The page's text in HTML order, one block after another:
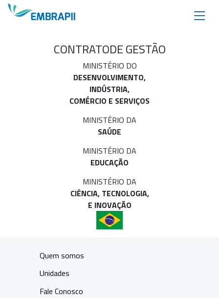
CONTRATODE GESTÃO
MINISTÉRIO DO
DESENVOLVIMENTO,
INDÚSTRIA,
COMÉRCIO E SERVIÇOS
MINISTÉRIO DA
SAÚDE
MINISTÉRIO DA
EDUCAÇÃO
MINISTÉRIO DA
CIÊNCIA, TECNOLOGIA,
E INOVAÇÃO
Quem somos
Unidades
Fale Conosco